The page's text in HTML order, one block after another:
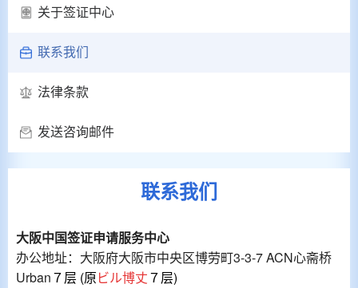
关于签证中心
联系我们
法律条款
发送咨询邮件
联系我们
大阪中国签证申请服务中心
办公地址：大阪府大阪市中央区博劳町3-3-7 ACN心斋桥
Urban７层 (原ビル博丈７层)